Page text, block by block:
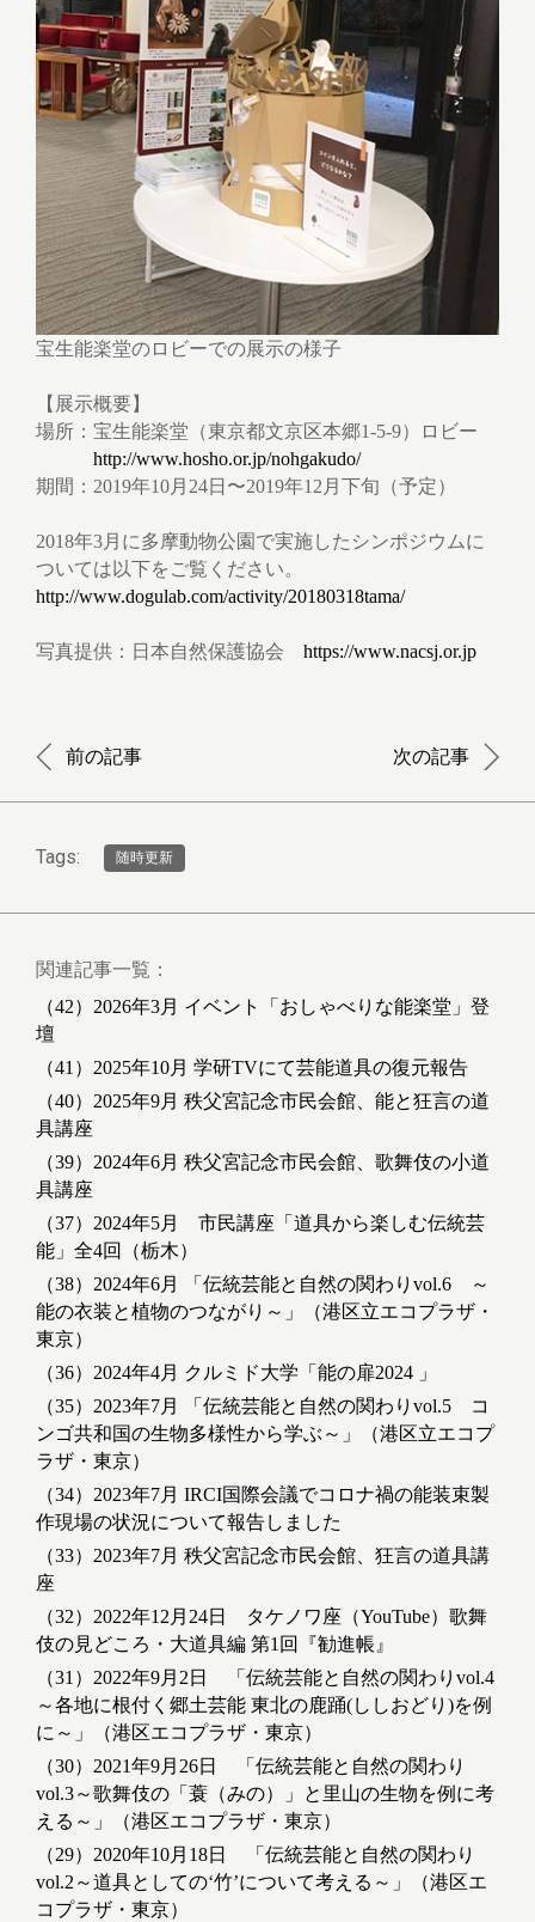
宝生能楽堂のロビーでの展示の様子
【展示概要】
場所：宝生能楽堂（東京都文京区本郷1-5-9）ロビー
http://www.hosho.or.jp/nohgakudo/
期間：2019年10月24日〜2019年12月下旬（予定）
2018年3月に多摩動物公園で実施したシンポジウムに
ついては以下をご覧ください。
http://www.dogulab.com/activity/20180318tama/
写真提供：日本自然保護協会 https://www.nacsj.or.jp
前の記事 次の記事
Tags: 随時更新
関連記事一覧：
（42）2026年3月 イベント「おしゃべりな能楽堂」登
壇
（41）2025年10月 学研TVにて芸能道具の復元報告
（40）2025年9月 秩父宮記念市民会館、能と狂言の道
具講座
（39）2024年6月 秩父宮記念市民会館、歌舞伎の小道
具講座
（37）2024年5月 市民講座「道具から楽しむ伝統芸
能」全4回（栃木）
（38）2024年6月 「伝統芸能と自然の関わりvol.6 ～
能の衣装と植物のつながり～」（港区立エコプラザ・
東京）
（36）2024年4月 クルミド大学「能の扉2024 」
（35）2023年7月 「伝統芸能と自然の関わりvol.5 コ
ンゴ共和国の生物多様性から学ぶ～」（港区立エコプ
ラザ・東京）
（34）2023年7月 IRCI国際会議でコロナ禍の能装束製
作現場の状況について報告しました
（33）2023年7月 秩父宮記念市民会館、狂言の道具講
座
（32）2022年12月24日 タケノワ座（YouTube）歌舞
伎の見どころ・大道具編 第1回『勧進帳』
（31）2022年9月2日 「伝統芸能と自然の関わりvol.4
～各地に根付く郷土芸能 東北の鹿踊(ししおどり)を例
に～」（港区エコプラザ・東京）
（30）2021年9月26日 「伝統芸能と自然の関わり
vol.3～歌舞伎の「蓑（みの）」と里山の生物を例に考
える～」（港区エコプラザ・東京）
（29）2020年10月18日 「伝統芸能と自然の関わり
vol.2～道具としての‘竹’について考える～」（港区エ
コプラザ・東京）